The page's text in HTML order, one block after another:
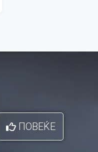
ПОВЕЌЕ